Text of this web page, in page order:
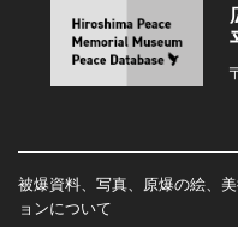
被爆資料、写真、原爆の絵、
ョンについて